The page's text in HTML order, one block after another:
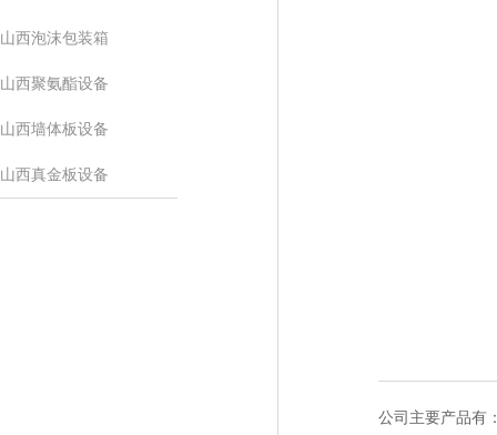
山西泡沫包装箱
山西聚氨酯设备
山西墙体板设备
山西真金板设备
公司主要产品有